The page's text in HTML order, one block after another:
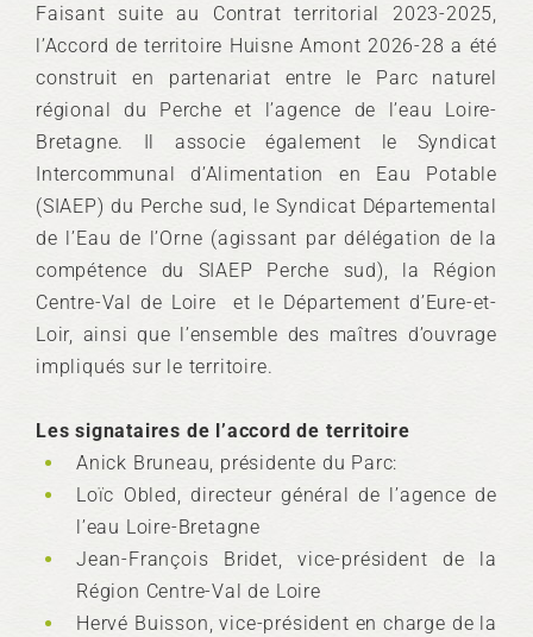
Faisant suite au Contrat territorial 2023-2025,
l’Accord de territoire Huisne Amont 2026-28 a été
construit en partenariat entre le Parc naturel
régional du Perche et l’agence de l’eau Loire-
Bretagne. Il associe également le Syndicat
Intercommunal d’Alimentation en Eau Potable
(SIAEP) du Perche sud, le Syndicat Départemental
de l’Eau de l’Orne (agissant par délégation de la
compétence du SIAEP Perche sud), la Région
Centre-Val de Loire et le Département d’Eure-et-
Loir, ainsi que l’ensemble des maîtres d’ouvrage
impliqués sur le territoire.
Les signataires de l’accord de territoire
Anick Bruneau, présidente du Parc:
Loïc Obled, directeur général de l’agence de
l’eau Loire-Bretagne
Jean-François Bridet, vice-président de la
Région Centre-Val de Loire
Hervé Buisson, vice-président en charge de la